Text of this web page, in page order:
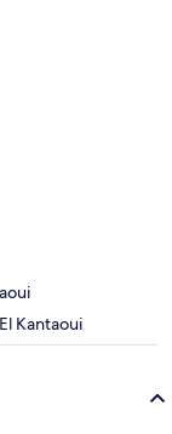
Kantaoui